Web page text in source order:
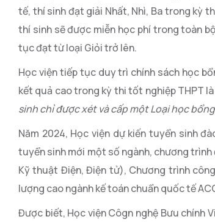
tế, thí sinh đạt giải Nhất, Nhì, Ba trong kỳ
thí sinh sẽ được miễn học phí trong toàn
tục đạt từ loại Giỏi trở lên.
Học viện tiếp tục duy trì chính sách học
kết quả cao trong kỳ thi tốt nghiệp THPT
sinh chỉ được xét và cấp một Loại học
Năm 2024, Học viện dự kiến tuyển sinh
tuyển sinh mới một số ngành, chương
Kỹ thuật Điện, Điện tử), Chương trình
lượng cao ngành kế toán chuẩn quốc tế
Được biết, Học viện Côgn nghệ Bưu chính